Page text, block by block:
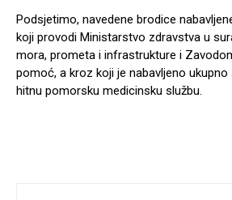
Podsjetimo, navedene brodice
koji provodi Ministarstvo zdravstva u
mora, prometa i infrastrukture i
pomoć, a kroz koji je nabavljeno
hitnu pomorsku medicinsku službu.